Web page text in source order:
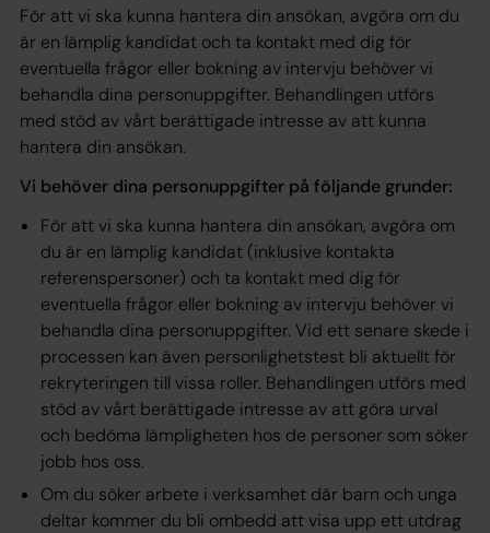
För att vi ska kunna hantera din ansökan, avgöra om du
är en lämplig kandidat och ta kontakt med dig för
eventuella frågor eller bokning av intervju behöver vi
behandla dina personuppgifter. Behandlingen utförs
med stöd av vårt berättigade intresse av att kunna
hantera din ansökan.
Vi behöver dina personuppgifter på följande grunder:
För att vi ska kunna hantera din ansökan, avgöra om
du är en lämplig kandidat (inklusive kontakta
referenspersoner) och ta kontakt med dig för
eventuella frågor eller bokning av intervju behöver vi
behandla dina personuppgifter. Vid ett senare skede i
processen kan även personlighetstest bli aktuellt för
rekryteringen till vissa roller. Behandlingen utförs med
stöd av vårt berättigade intresse av att göra urval
och bedöma lämpligheten hos de personer som söker
jobb hos oss.
Om du söker arbete i verksamhet där barn och unga
deltar kommer du bli ombedd att visa upp ett utdrag